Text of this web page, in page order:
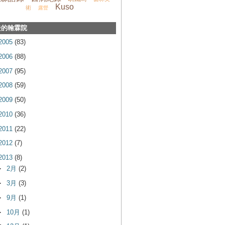
術
露營 Kuso
翰霖院
(83)
(88)
(95)
(59)
(50)
(36)
(22)
(7)
(8)
2月 (2)
3月 (3)
9月 (1)
10月 (1)